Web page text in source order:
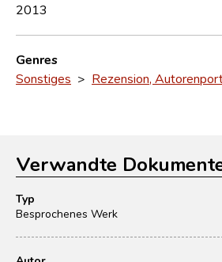
2013
Genres
Sonstiges > Rezension,
Verwandte
Typ
Besprochenes Werk